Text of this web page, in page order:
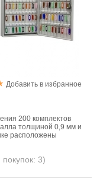
Добавить в избранное
200 комплектов
толщиной 0,9 мм и
расположены
покупок: 3)